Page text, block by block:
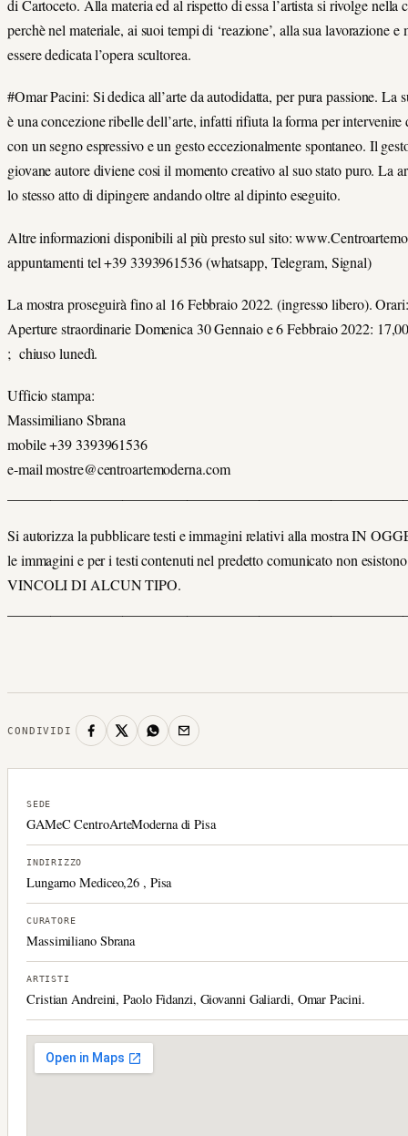
di Cartoceto. Alla materia ed al rispetto di essa l’artista si rivolge nella
perchè nel materiale, ai suoi tempi di ‘reazione’, alla sua lavorazione e
essere dedicata l’opera scultorea.
#Omar Pacini: Si dedica all’arte da autodidatta, per pura passione. La
è una concezione ribelle dell’arte, infatti rifiuta la forma per intervenire
con un segno espressivo e un gesto eccezionalmente spontaneo. Il
giovane autore diviene cosi il momento creativo al suo stato puro. La
lo stesso atto di dipingere andando oltre al dipinto eseguito.
Altre informazioni disponibili al più presto sul sito:
appuntamenti tel +39 3393961536 (whatsapp, Telegram, Signal)
La mostra proseguirà fino al 16 Febbraio 2022. (ingresso libero).
Aperture straordinarie Domenica 30 Gennaio e 6 Febbraio 2022:
; chiuso lunedì.
Ufficio stampa:
Massimiliano Sbrana
mobile +39 3393961536
e-mail mostre@centroartemoderna.com
Si autorizza la pubblicare testi e immagini relativi alla mostra IN
le immagini e per i testi contenuti nel predetto comunicato non
VINCOLI DI ALCUN TIPO.
CONDIVIDI
SEDE
GAMeC CentroArteModerna di Pisa
INDIRIZZO
Lungarno Mediceo,26 , Pisa
CURATORE
Massimiliano Sbrana
ARTISTI
Cristian Andreini, Paolo Fidanzi, Giovanni Galiardi, Omar Pacini.